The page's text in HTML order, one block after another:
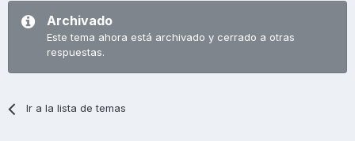
Archivado
Este tema ahora está archivado y cerrado a otras
respuestas.
Ir a la lista de temas